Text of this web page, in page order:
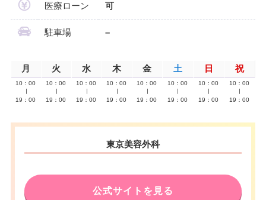
医療ローン 可
駐車場 –
月 火 水 木 金 土 日 祝
10：00
19：00
10：00
19：00
10：00
19：00
10：00
19：00
10：00
19：00
10：00
19：00
10：00
19：00
10：00
19：00
東京美容外科
公式サイトを見る